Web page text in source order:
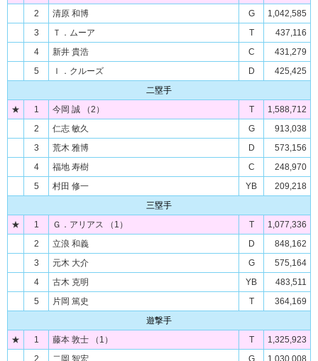
2
清原 和博 G
1,042,585
3
Ｔ．ムーア T
437,116
4
新井 貴浩 C
431,279
5
Ｉ．クルーズ D
425,425
二塁手
★
1 今岡 誠 （2） T
1,588,712
2
仁志 敏久 G
913,038
3
荒木 雅博 D
573,156
4
福地 寿樹 C
248,970
5
村田 修一 YB
209,218
三塁手
★
1 Ｇ．アリアス （1） T
1,077,336
2
立浪 和義 D
848,162
3
元木 大介 G
575,164
4
古木 克明 YB
483,511
5
片岡 篤史 T
364,169
遊撃手
★
1 藤本 敦士 （1） T
1,325,923
2
二岡 智宏 G 1,030,008